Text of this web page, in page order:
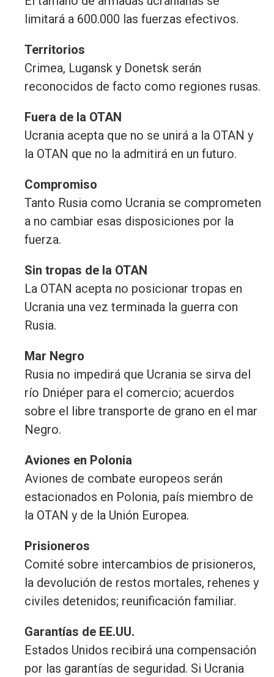
limitará a 600.000 las fuerzas efectivos.
Territorios
Crimea, Lugansk y Donetsk serán
reconocidos de facto como regiones rusas.
Fuera de la OTAN
Ucrania acepta que no se unirá a la OTAN y
la OTAN que no la admitirá en un futuro.
Compromiso
Tanto Rusia como Ucrania se comprometen
a no cambiar esas disposiciones por la
fuerza.
Sin tropas de la OTAN
La OTAN acepta no posicionar tropas en
Ucrania una vez terminada la guerra con
Rusia.
Mar Negro
Rusia no impedirá que Ucrania se sirva del
río Dniéper para el comercio; acuerdos
sobre el libre transporte de grano en el mar
Negro.
Aviones en Polonia
Aviones de combate europeos serán
estacionados en Polonia, país miembro de
la OTAN y de la Unión Europea.
Prisioneros
Comité sobre intercambios de prisioneros,
la devolución de restos mortales, rehenes y
civiles detenidos; reunificación familiar.
Garantías de EE.UU.
Estados Unidos recibirá una compensación
por las garantías de seguridad. Si Ucrania